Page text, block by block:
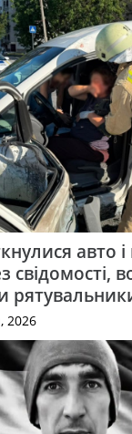
авто
свідомості,
2026